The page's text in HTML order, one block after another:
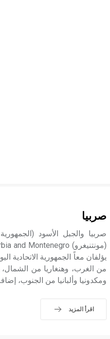
صربيا
صربيا والجبل الأسود
يؤلفان معاً الجمهورية الاتحادية
من الغرب، وهنغاريا من
ومكدونيا وألبانيا من الجنوب،
اقرأ المزيد